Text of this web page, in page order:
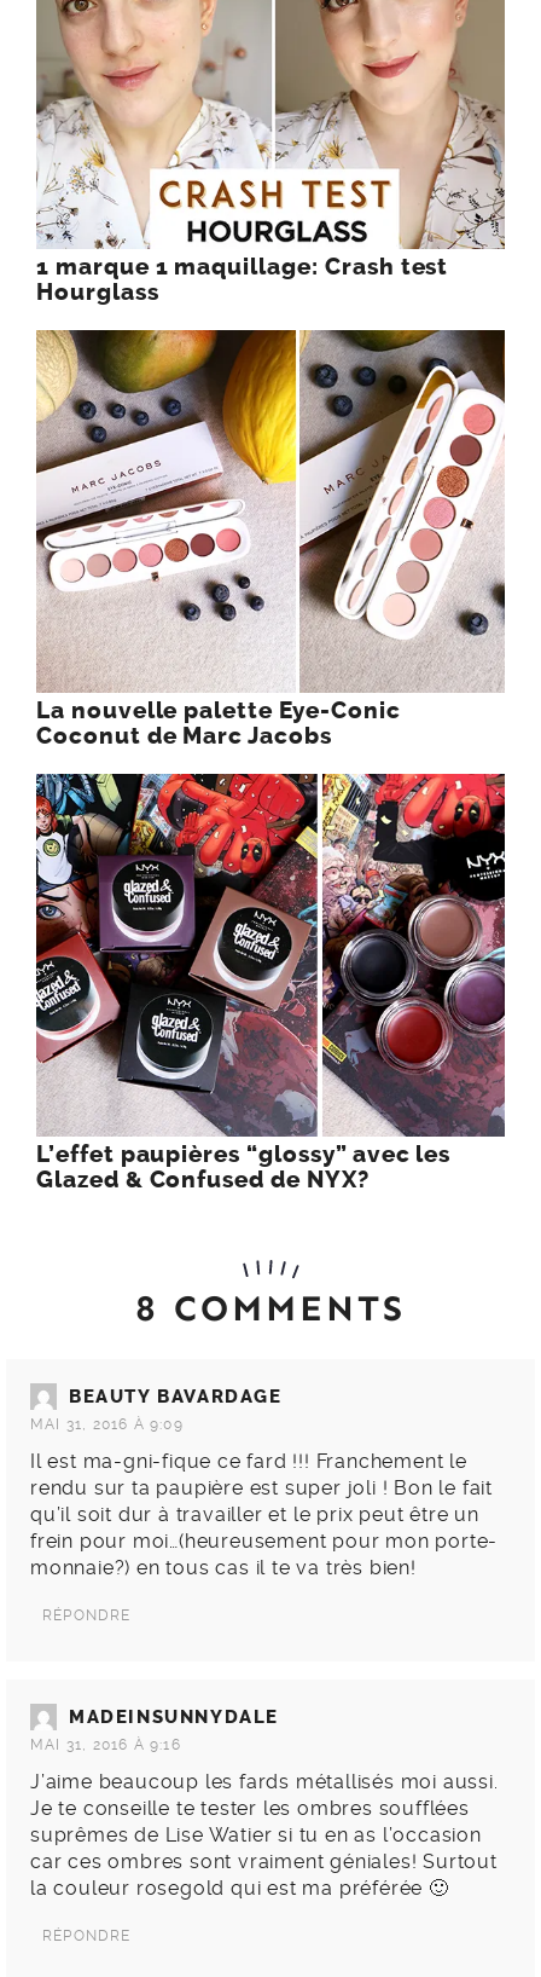
1 marque 1 maquillage: Crash test
Hourglass
La nouvelle palette Eye-Conic
Coconut de Marc Jacobs
L’effet paupières “glossy” avec les
Glazed & Confused de NYX?
8 COMMENTS
BEAUTY BAVARDAGE
MAI 31, 2016 À 9:09
Il est ma-gni-fique ce fard !!! Franchement le
rendu sur ta paupière est super joli ! Bon le fait
qu’il soit dur à travailler et le prix peut être un
frein pour moi…(heureusement pour mon porte-
monnaie?) en tous cas il te va très bien!
RÉPONDRE
MADEINSUNNYDALE
MAI 31, 2016 À 9:16
J’aime beaucoup les fards métallisés moi aussi.
Je te conseille te tester les ombres soufflées
suprêmes de Lise Watier si tu en as l’occasion
car ces ombres sont vraiment géniales! Surtout
la couleur rosegold qui est ma préférée 🙂
RÉPONDRE